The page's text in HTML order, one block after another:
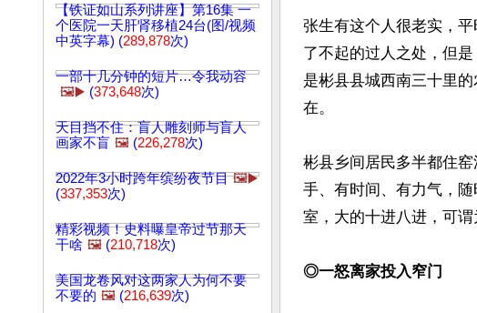
【铁证如山系列讲座】第16集 一
个医院一天肝肾移植24台(图/视频
中英字幕) (289,878次)
一部十几分钟的短片…令我动容
🖼️▶️ (373,648次)
天目挡不住：盲人雕刻师与盲人
画家不盲 🖼️ (226,278次)
2022年3小时跨年缤纷夜节目 🖼️▶️
(337,353次)
精彩视频！史料曝皇帝过节那天
干啥 🖼️ (210,718次)
美国龙卷风对这两家人为何不要
不要的 🖼️ (216,639次)
张生有这个人很老实，
了不起的过人之处，但
是彬县县城西南三十里
在。
彬县乡间居民多半都住
手、有时间、有力气，
室，大的十进八进，可谓
◎一怒离家投入窄门